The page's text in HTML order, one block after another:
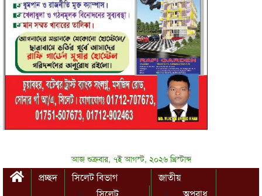
আজ শুক্রবার, ৭ই আগস্ট, ২০২৬ খ্রিস্টাব্দ
প্রচ্ছদ
সিলেট বিভাগ
সিলেট
জাতীয়
অপরাধ